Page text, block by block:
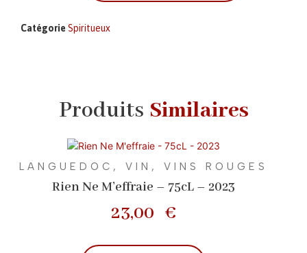
Catégorie Spiritueux
Produits Similaires
LANGUEDOC , VIN , VINS ROUGES
Rien Ne M’effraie – 75cL – 2023
23,00 €